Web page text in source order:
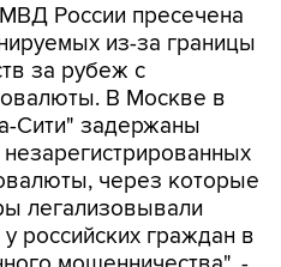
России пресечена
из-за границы
за рубеж с
В Москве в
Сити" задержаны
через которые
легализовывали
российских граждан в